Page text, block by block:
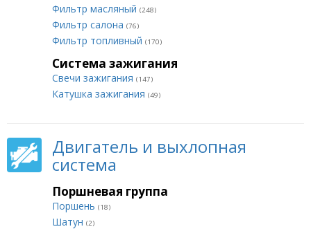
Фильтр масляный (248)
Фильтр салона (76)
Фильтр топливный (170)
Система зажигания
Свечи зажигания (147)
Катушка зажигания (49)
Двигатель и выхлопная
система
Поршневая группа
Поршень (18)
Шатун (2)